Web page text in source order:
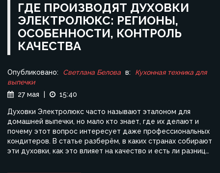
ГДЕ ПРОИЗВОДЯТ ДУХОВКИ
ЭЛЕКТРОЛЮКС: РЕГИОНЫ,
ОСОБЕННОСТИ, КОНТРОЛЬ
КАЧЕСТВА
Опубликовано: Светлана Белова в:
Кухонная техника для
выпечки
27 мая
15:40
Духовки Электролюкс часто называют эталоном для
домашней выпечки, но мало кто знает, где их делают и
почему этот вопрос интересует даже профессиональных
кондитеров. В статье разберём, в каких странах собирают
эти духовки, как это влияет на качество и есть ли разница